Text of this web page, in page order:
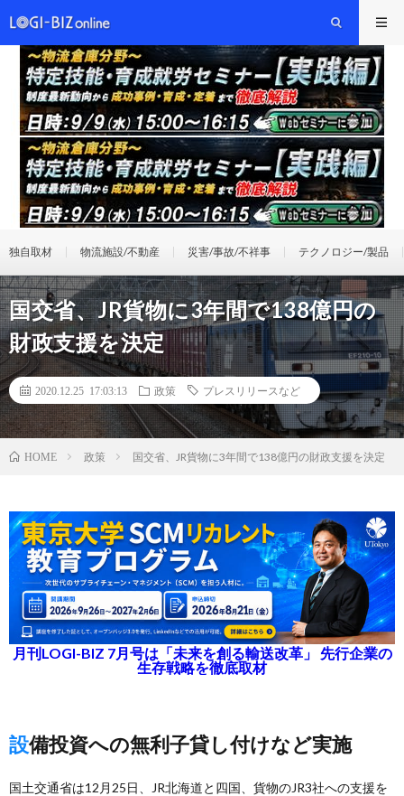
独自取材 物流施設/不動産 災害/事故/不祥事 テクノロジー/製品
国交省、JR貨物に3年間で138億円の
財政支援を決定
2020.12.25 17:03:13 政策 プレスリリースなど
HOME 政策 国交省、JR貨物に3年間で138億円の財政支援を決定
月刊LOGI-BIZ 7月号は「未来を創る輸送改革」 先行企業の
生存戦略を徹底取材
設備投資への無利子貸し付けなど実施
国土交通省は12月25日、JR北海道と四国、貨物のJR3社への支援を